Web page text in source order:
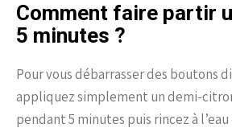
Comment faire partir
5 minutes ?
Pour vous débarrasser des boutons
appliquez simplement un demi-
pendant 5 minutes puis rincez à l’eau